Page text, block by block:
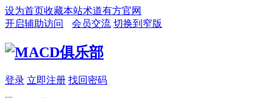
设为首页收藏本站术道有方官网
开启辅助访问
会员交流 切换到窄版
登录 立即注册 找回密码